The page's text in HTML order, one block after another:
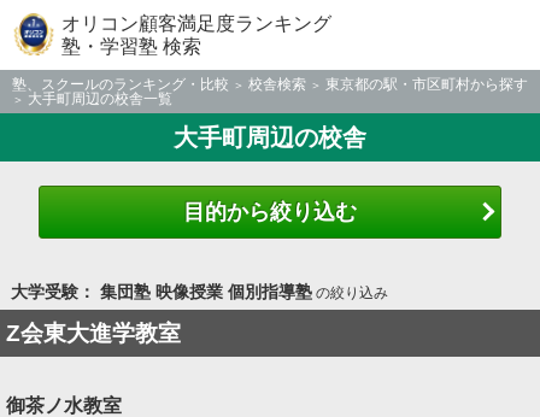
オリコン顧客満足度ランキング
塾・学習塾 検索
塾、スクールのランキング・比較 校舎検索
東京都の駅・市区町村から探す
大手町周辺の校舎一覧
大手町周辺の校舎
目的から絞り込む
大学受験： 集団塾 映像授業 個別指導塾の絞り込み
Z会東大進学教室
御茶ノ水教室